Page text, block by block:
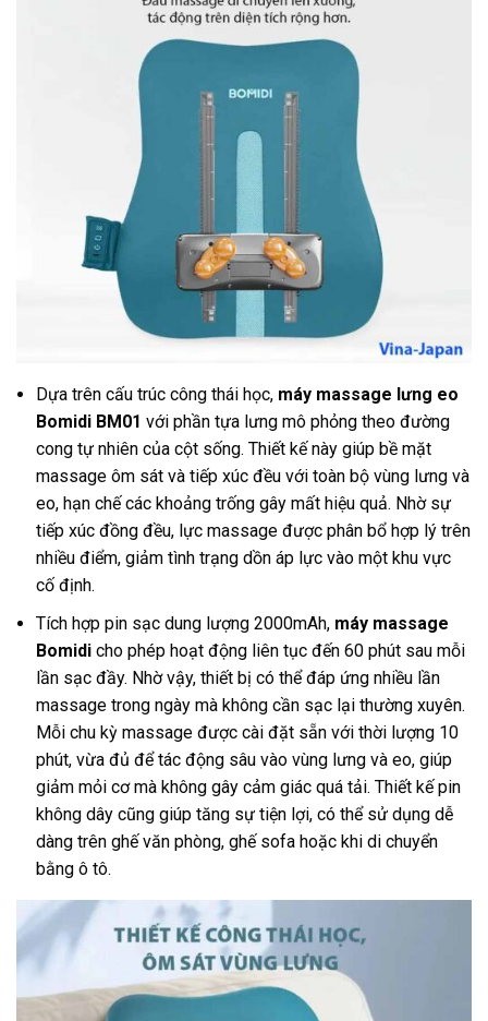
Dựa trên cấu trúc công thái học, máy massage lưng eo
Bomidi BM01 với phần tựa lưng mô phỏng theo đường
cong tự nhiên của cột sống. Thiết kế này giúp bề mặt
massage ôm sát và tiếp xúc đều với toàn bộ vùng lưng và
eo, hạn chế các khoảng trống gây mất hiệu quả. Nhờ sự
tiếp xúc đồng đều, lực massage được phân bổ hợp lý trên
nhiều điểm, giảm tình trạng dồn áp lực vào một khu vực
cố định.
Tích hợp pin sạc dung lượng 2000mAh, máy massage
Bomidi cho phép hoạt động liên tục đến 60 phút sau mỗi
lần sạc đầy. Nhờ vậy, thiết bị có thể đáp ứng nhiều lần
massage trong ngày mà không cần sạc lại thường xuyên.
Mỗi chu kỳ massage được cài đặt sẵn với thời lượng 10
phút, vừa đủ để tác động sâu vào vùng lưng và eo, giúp
giảm mỏi cơ mà không gây cảm giác quá tải. Thiết kế pin
không dây cũng giúp tăng sự tiện lợi, có thể sử dụng dễ
dàng trên ghế văn phòng, ghế sofa hoặc khi di chuyển
bằng ô tô.